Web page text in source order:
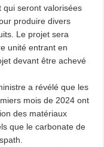
qui seront valorisées
produire divers
Le projet sera
unité entrant en
devant être achevé
a révélé que les
mois de 2024 ont
des matériaux
que le carbonate de